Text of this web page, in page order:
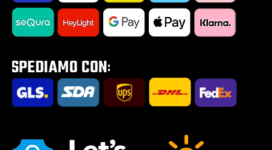
Road Zone | Tutto per la strada
Saldi estivi 2026
Portabici per auto